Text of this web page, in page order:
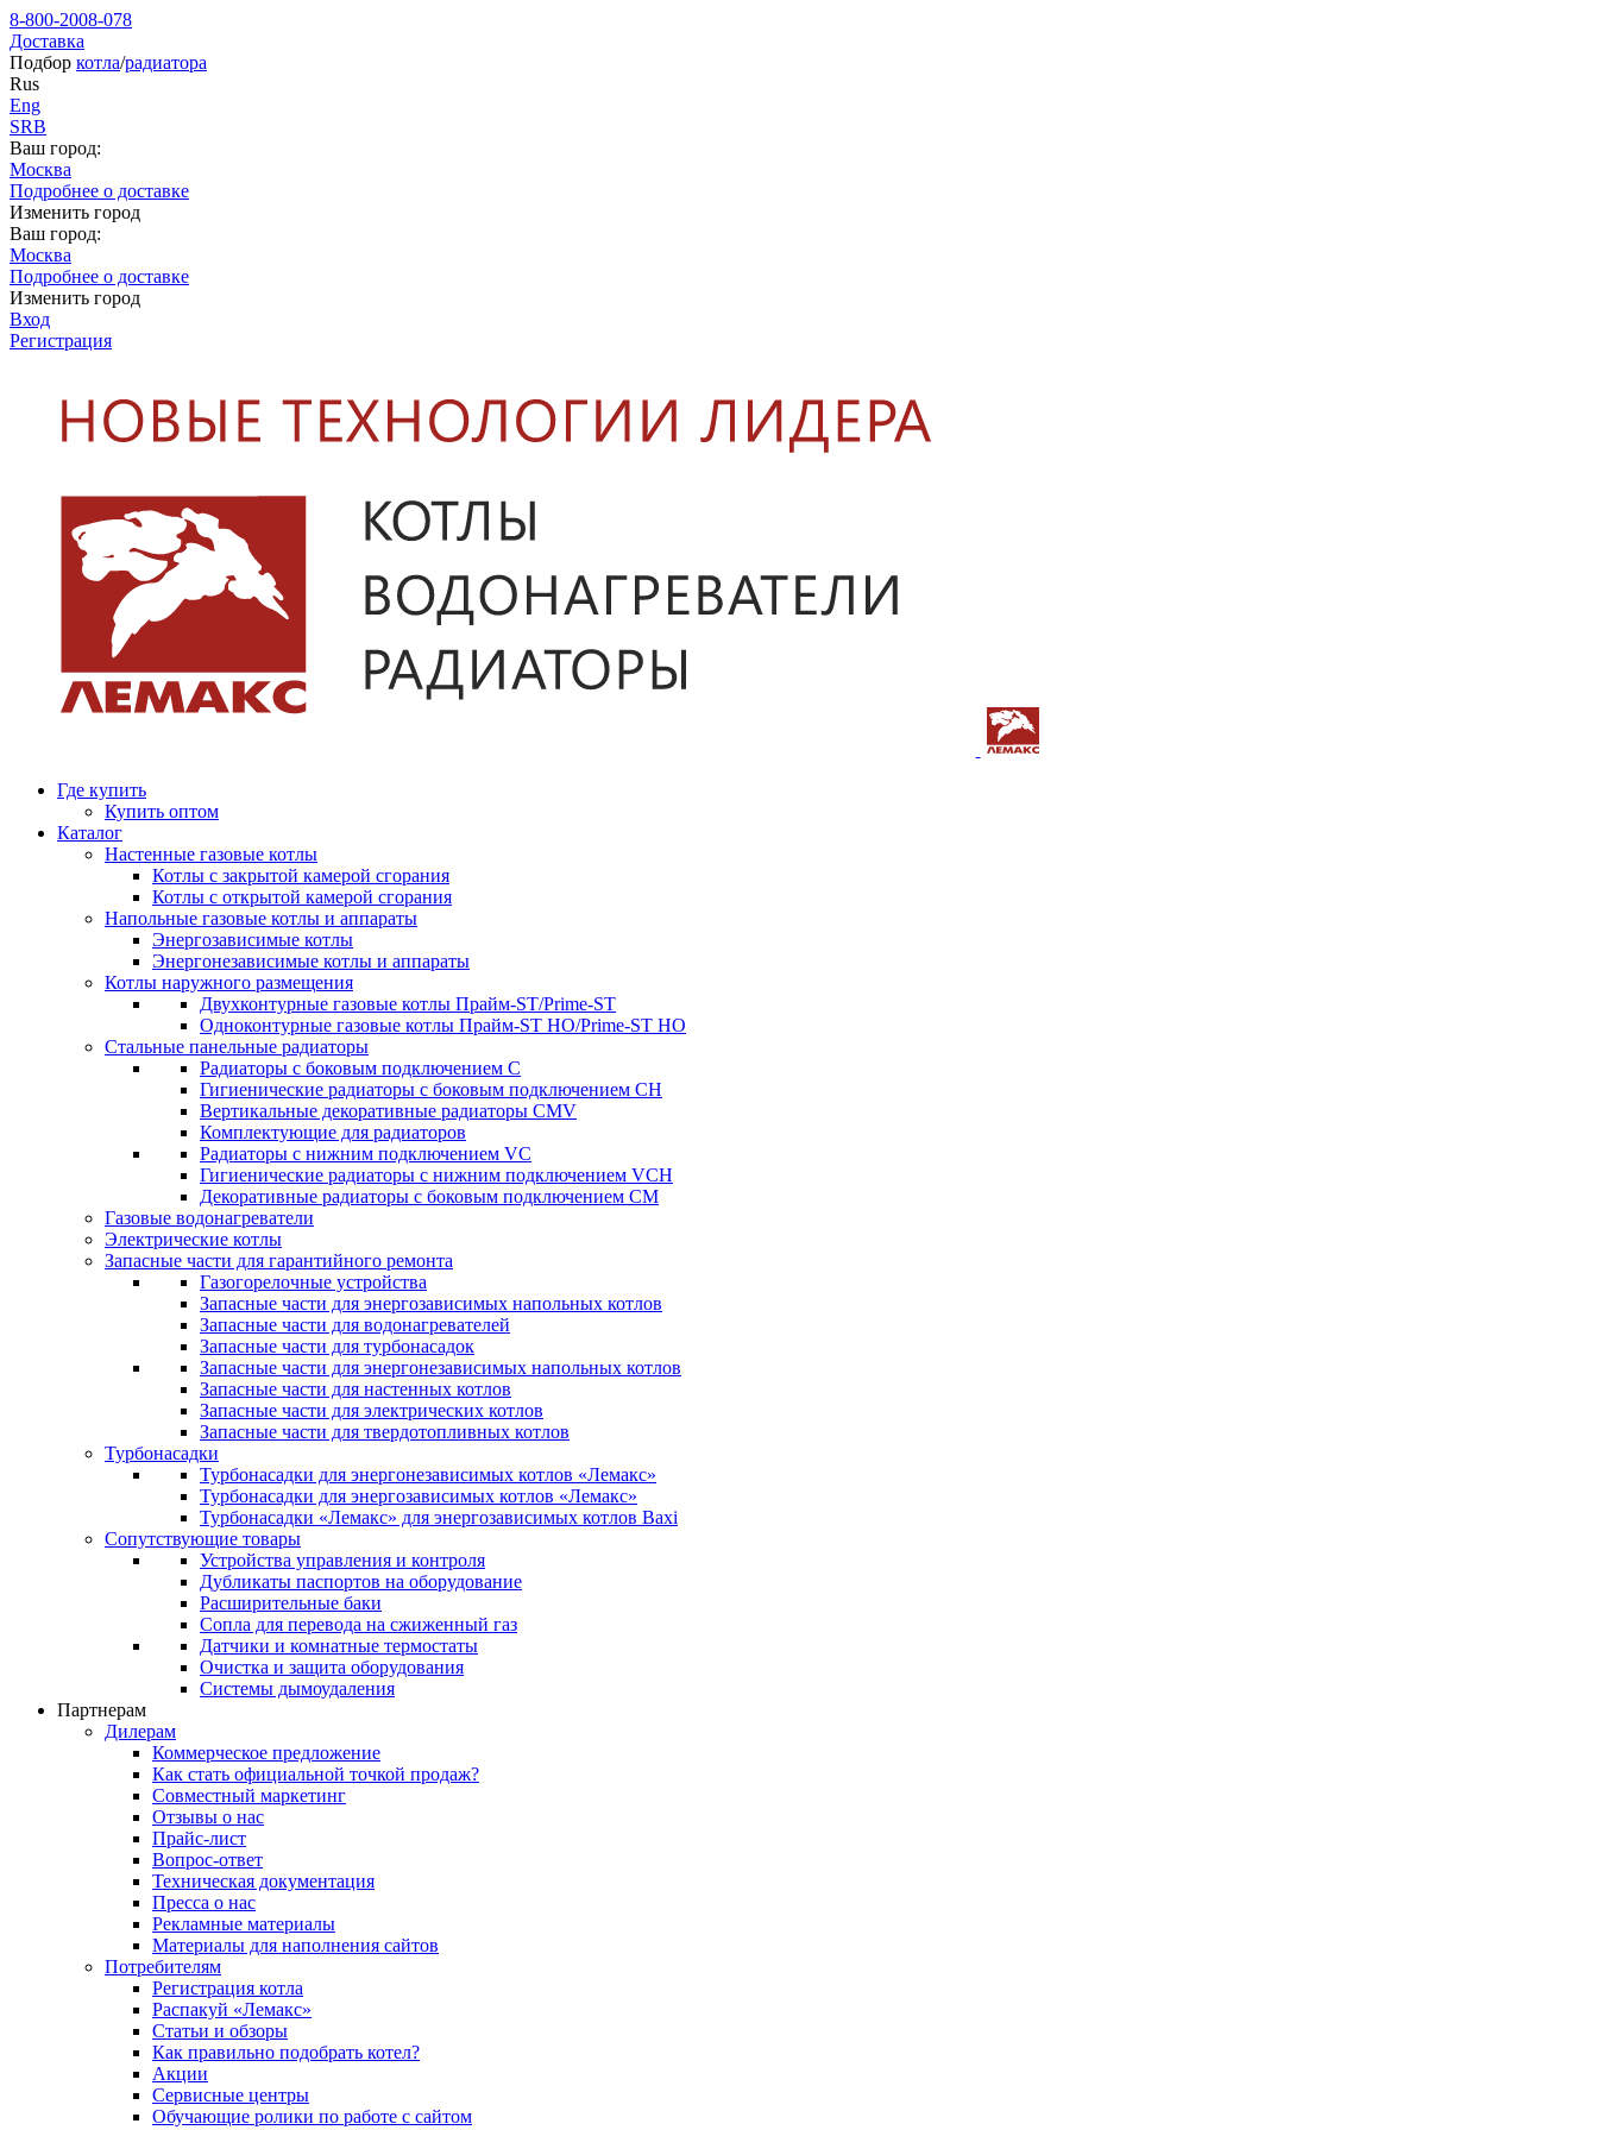
8-800-2008-078
Доставка
Подбор котла/радиатора
Rus
Eng
SRB
Ваш город:
Москва
Подробнее о доставке
Изменить город
Ваш город:
Москва
Подробнее о доставке
Изменить город
Вход
Регистрация
Где купить
Купить оптом
Каталог
Настенные газовые котлы
Котлы с закрытой камерой сгорания
Котлы с открытой камерой сгорания
Напольные газовые котлы и аппараты
Энергозависимые котлы
Энергонезависимые котлы и аппараты
Котлы наружного размещения
Двухконтурные газовые котлы Прайм-ST/Prime-ST
Одноконтурные газовые котлы Прайм-ST HO/Prime-ST HO
Стальные панельные радиаторы
Радиаторы c боковым подключением C
Гигиенические радиаторы c боковым подключением CH
Вертикальные декоративные радиаторы CMV
Комплектующие для радиаторов
Радиаторы c нижним подключением VC
Гигиенические радиаторы c нижним подключением VCH
Декоративные радиаторы с боковым подключением CM
Газовые водонагреватели
Электрические котлы
Запасные части для гарантийного ремонта
Газогорелочные устройства
Запасные части для энергозависимых напольных котлов
Запасные части для водонагревателей
Запасные части для турбонасадок
Запасные части для энергонезависимых напольных котлов
Запасные части для настенных котлов
Запасные части для электрических котлов
Запасные части для твердотопливных котлов
Турбонасадки
Турбонасадки для энергонезависимых котлов «Лемакс»
Турбонасадки для энергозависимых котлов «Лемакс»
Турбонасадки «Лемакс» для энергозависимых котлов Baxi
Сопутствующие товары
Устройства управления и контроля
Дубликаты паспортов на оборудование
Расширительные баки
Сопла для перевода на сжиженный газ
Датчики и комнатные термостаты
Очистка и защита оборудования
Системы дымоудаления
Партнерам
Дилерам
Коммерческое предложение
Как стать официальной точкой продаж?
Совместный маркетинг
Отзывы о нас
Прайс-лист
Вопрос-ответ
Техническая документация
Пресса о нас
Рекламные материалы
Материалы для наполнения сайтов
Потребителям
Регистрация котла
Распакуй «Лемакс»
Статьи и обзоры
Как правильно подобрать котел?
Акции
Сервисные центры
Обучающие ролики по работе с сайтом